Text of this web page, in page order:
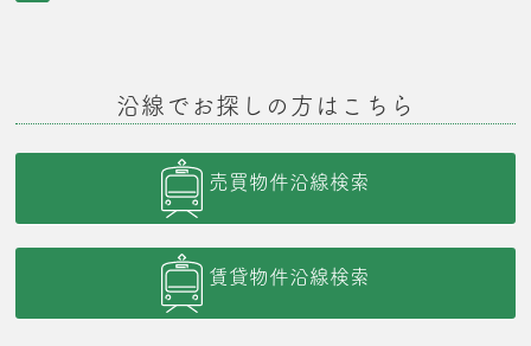
沿線でお探しの方はこちら
売買物件沿線検索
賃貸物件沿線検索